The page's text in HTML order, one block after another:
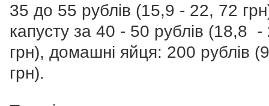
35 до 55 рублів (15,9 - 22, 72
капусту за 40 - 50 рублів (18,8
грн), домашні яйця: 200 рублів
грн).